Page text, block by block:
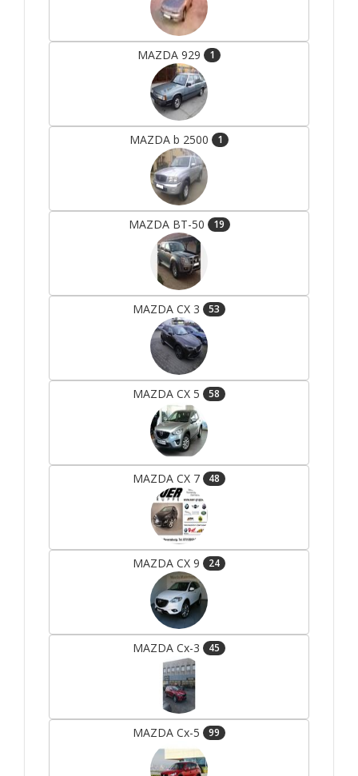
MAZDA 929 1
MAZDA b 2500 1
MAZDA BT-50 19
MAZDA CX 3 53
MAZDA CX 5 58
MAZDA CX 7 48
MAZDA CX 9 24
MAZDA Cx-3 45
MAZDA Cx-5 99